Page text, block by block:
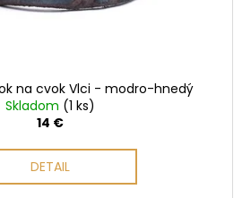
na cvok Vlci - modro-hnedý
Skladom (1 ks)
14 €
DETAIL